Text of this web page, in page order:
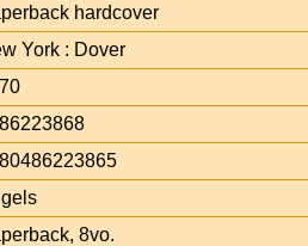
hardcover
York : Dover
8vo.